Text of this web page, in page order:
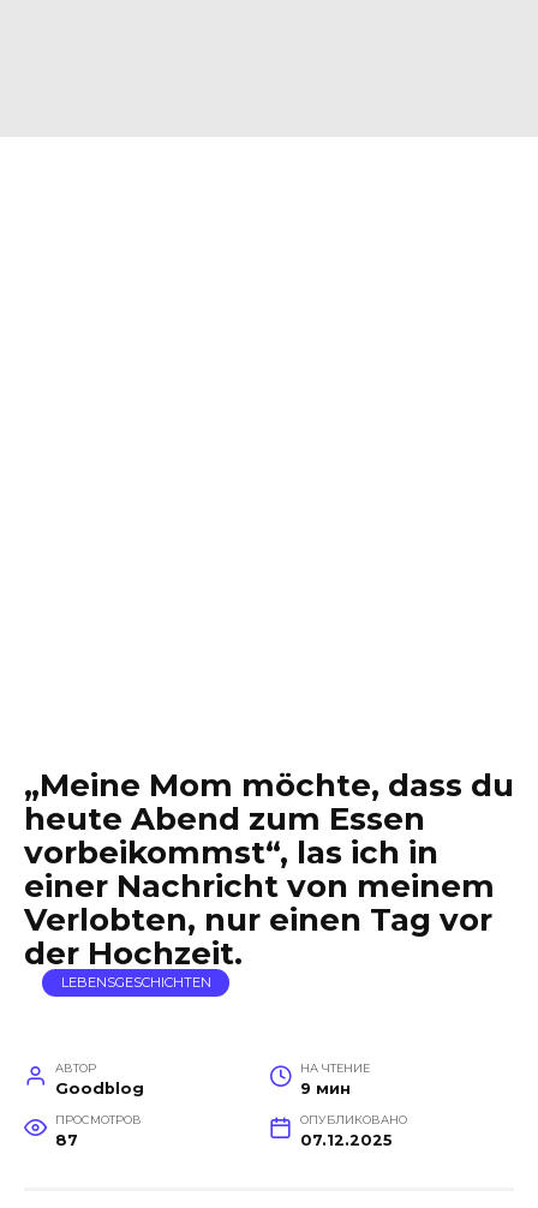
„Meine Mom möchte, dass du
heute Abend zum Essen
vorbeikommst“, las ich in
einer Nachricht von meinem
Verlobten, nur einen Tag vor
der Hochzeit.
LEBENSGESCHICHTEN
АВТОР
Goodblog
НА ЧТЕНИЕ
9 мин
ПРОСМОТРОВ
87
ОПУБЛИКОВАНО
07.12.2025